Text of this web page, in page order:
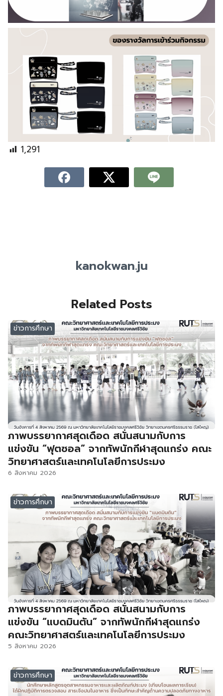
1,291
kanokwan.ju
Related Posts
ข่าวการศึกษา
ภาพบรรยากาศสุดเดือด สนั่นสนามกับการ
แข่งขัน “ฟุตซอล” จากทัพนักกีฬาสุดแกร่ง คณะ
วิทยาศาสตร์และเทคโนโลยีการประมง
6 สิงหาคม 2026
ข่าวการศึกษา
ภาพบรรยากาศสุดเดือด สนั่นสนามกับการ
แข่งขัน “แบดมินตัน” จากทัพนักกีฬาสุดแกร่ง
คณะวิทยาศาสตร์และเทคโนโลยีการประมง
5 สิงหาคม 2026
ข่าวการศึกษา